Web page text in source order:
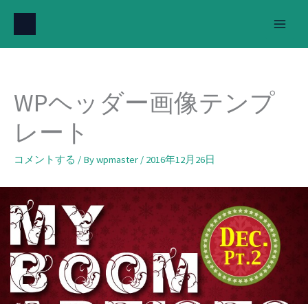
を
WPヘッダー画像テンプ
レート
コメントする / Bywpmaster / 2016年12月26日